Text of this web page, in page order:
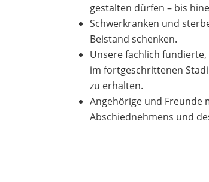
gestalten dürfen – bis
Schwerkranken und
Beistand schenken.
Unsere fachlich
im fortgeschrittenen
zu erhalten.
Angehörige und Freunde
Abschiednehmens und